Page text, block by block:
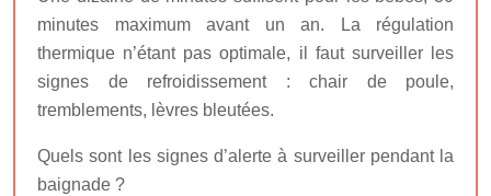
minutes maximum avant un an. La régulation
thermique n’étant pas optimale, il faut surveiller les
signes de refroidissement : chair de poule,
tremblements, lèvres bleutées.
Quels sont les signes d’alerte à surveiller pendant la
baignade ?